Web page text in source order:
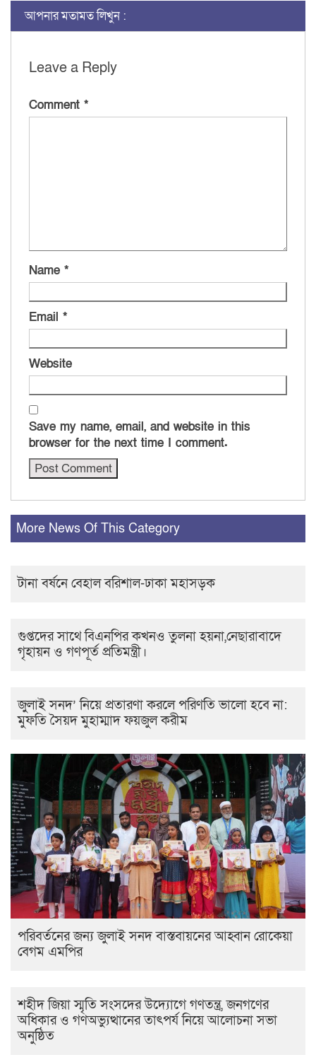
আপনার মতামত লিখুন :
Leave a Reply
Comment *
Name *
Email *
Website
Save my name, email, and website in this
browser for the next time I comment.
More News Of This Category
টানা বর্ষনে বেহাল বরিশাল-ঢাকা মহাসড়ক
গুপ্তদের সাথে বিএনপির কখনও তুলনা হয়না,নেছারাবাদে
গৃহায়ন ও গণপূর্ত প্রতিমন্ত্রী।
জুলাই সনদ’ নিয়ে প্রতারণা করলে পরিণতি ভালো হবে না:
মুফতি সৈয়দ মুহাম্মাদ ফয়জুল করীম
পরিবর্তনের জন্য জুলাই সনদ বাস্তবায়নের আহ্বান রোকেয়া
বেগম এমপির
শহীদ জিয়া স্মৃতি সংসদের উদ্যোগে গণতন্ত্র, জনগণের
অধিকার ও গণঅভ্যুত্থানের তাৎপর্য নিয়ে আলোচনা সভা
অনুষ্ঠিত